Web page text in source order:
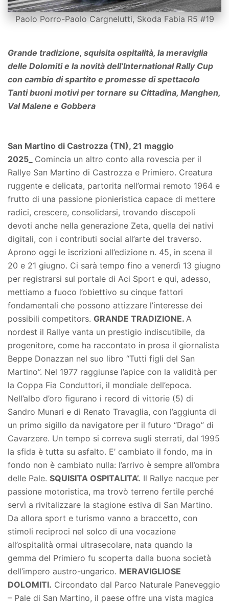
Paolo Porro-Paolo Cargnelutti, Skoda Fabia R5 #19
Grande tradizione, squisita ospitalità, la meraviglia
delle Dolomiti e la novità dell’International Rally Cup
con cambio di spartito e promesse di spettacolo
Tanti buoni motivi per tornare su Cittadina, Manghen,
Val Malene e Gobbera
San Martino di Castrozza (TN), 21 maggio
2025_ Comincia un altro conto alla rovescia per il
Rallye San Martino di Castrozza e Primiero. Creatura
ruggente e delicata, partorita nell’ormai remoto 1964 e
frutto di una passione pionieristica capace di mettere
radici, crescere, consolidarsi, trovando discepoli
devoti anche nella generazione Zeta, quella dei nativi
digitali, con i contributi social all’arte del traverso.
Aprono oggi le iscrizioni all’edizione n. 45, in scena il
20 e 21 giugno. Ci sarà tempo fino a venerdì 13 giugno
per registrarsi sul portale di Aci Sport e qui, adesso,
mettiamo a fuoco l’obiettivo su cinque fattori
fondamentali che possono attizzare l’interesse dei
possibili competitors. GRANDE TRADIZIONE. A
nordest il Rallye vanta un prestigio indiscutibile, da
progenitore, come ha raccontato in prosa il giornalista
Beppe Donazzan nel suo libro “Tutti figli del San
Martino”. Nel 1977 raggiunse l’apice con la validità per
la Coppa Fia Conduttori, il mondiale dell’epoca.
Nell’albo d’oro figurano i record di vittorie (5) di
Sandro Munari e di Renato Travaglia, con l’aggiunta di
un primo sigillo da navigatore per il futuro “Drago” di
Cavarzere. Un tempo si correva sugli sterrati, dal 1995
la sfida è tutta su asfalto. E’ cambiato il fondo, ma in
fondo non è cambiato nulla: l’arrivo è sempre all’ombra
delle Pale. SQUISITA OSPITALITA’. Il Rallye nacque per
passione motoristica, ma trovò terreno fertile perché
servì a rivitalizzare la stagione estiva di San Martino.
Da allora sport e turismo vanno a braccetto, con
stimoli reciproci nel solco di una vocazione
all’ospitalità ormai ultrasecolare, nata quando la
gemma del Primiero fu scoperta dalla buona società
dell’impero austro-ungarico. MERAVIGLIOSE
DOLOMITI. Circondato dal Parco Naturale Paneveggio
– Pale di San Martino, il paese offre una vista magica